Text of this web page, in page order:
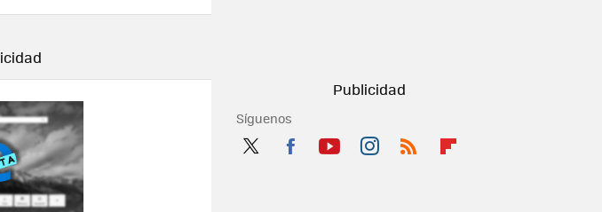
Síguenos